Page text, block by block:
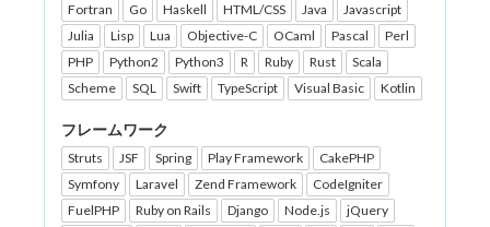
Fortran
Go Haskell HTML/CSS Java
Javascript
Julia
Lisp Lua Objective-C OCaml Pascal
Perl
PHP
Python2 Python3 R Ruby Rust
Scala
Scheme
SQL Swift TypeScript Visual Basic Kotlin
フレームワーク
Struts JSF Spring Play Framework
CakePHP
Symfony
Laravel Zend Framework
CodeIgniter
FuelPHP
Ruby on Rails Django Node.js
jQuery